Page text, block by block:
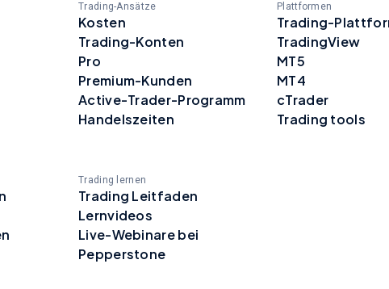
Trading-Ansätze
Kosten
Trading-Konten
Pro
Premium-Kunden
Active-Trader-Programm
Handelszeiten
Plattformen
Trading-
TradingView
MT5
MT4
cTrader
Trading tools
Trading lernen
Trading Leitfaden
Lernvideos
Live-Webinare bei
Pepperstone